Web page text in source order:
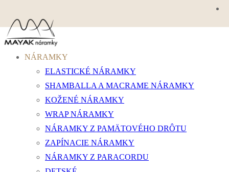
NÁRAMKY
ELASTICKÉ NÁRAMKY
SHAMBALLA A MACRAME NÁRAMKY
KOŽENÉ NÁRAMKY
WRAP NÁRAMKY
NÁRAMKY Z PAMÄTOVÉHO DRÔTU
ZAPÍNACIE NÁRAMKY
NÁRAMKY Z PARACORDU